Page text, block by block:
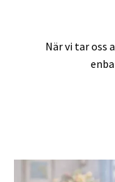
När vi tar oss